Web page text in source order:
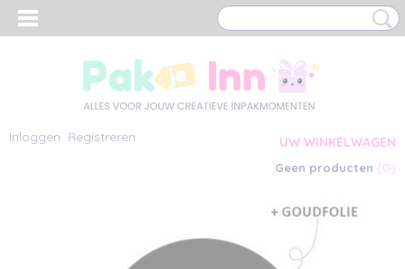
Inloggen Registreren UW WINKELWAGEN
Geen producten (0)